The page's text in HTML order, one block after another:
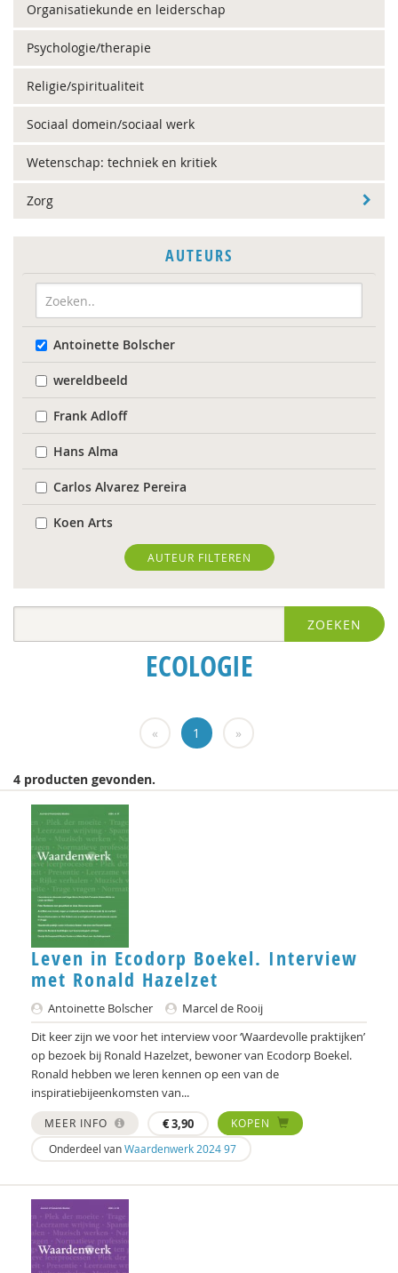
Organisatiekunde en leiderschap
Psychologie/therapie
Religie/spiritualiteit
Sociaal domein/sociaal werk
Wetenschap: techniek en kritiek
Zorg
AUTEURS
Antoinette Bolscher
wereldbeeld
Frank Adloff
Hans Alma
Carlos Alvarez Pereira
Koen Arts
Floor Basten
Blanche Beijersbergen van Henegouwen
Herman van den Bosch
Bram van Boxtel
Arjan Broers
Richard Brons
Ellen de Bruin
Alain Caillé e.v.a
William E. Connolly
Christine Cuomo
Bram De Jonge
Michiel de Ronde
Marcel de Rooij
Martin Drenthen
Clemens Driessen
Joachim Duyndam
Didier Fassin
Aetzel Griffioen
Iris Hartog
AUTEUR FILTEREN
ZOEKEN
ECOLOGIE
« 1 »
4 producten gevonden.
Leven in Ecodorp Boekel. Interview
met Ronald Hazelzet
Antoinette Bolscher
Marcel de Rooij
Dit keer zijn we voor het interview voor ‘Waardevolle praktijken’
op bezoek bij Ronald Hazelzet, bewoner van Ecodorp Boekel.
Ronald hebben we leren kennen op een van de
inspiratiebijeenkomsten van...
MEER INFO €3,90
KOPEN
Onderdeel vanWaardenwerk 2024 97